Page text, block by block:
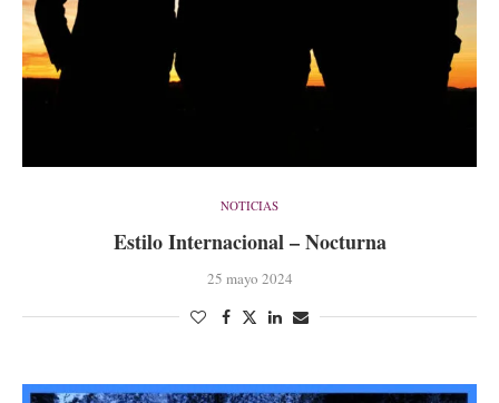
NOTICIAS
Estilo Internacional – Nocturna
25 mayo 2024